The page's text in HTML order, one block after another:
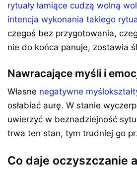
rytuały łamiące cudzą wolną
intencja wykonania takiego
czegoś bez przygotowania,
nie do końca panuje, zostawia
Nawracające myśli i
Własne negatywne
osłabiać aurę. W stanie
uwierzyć w beznadziejność
trwa ten stan, tym trudniej go
Co daje oczyszczanie